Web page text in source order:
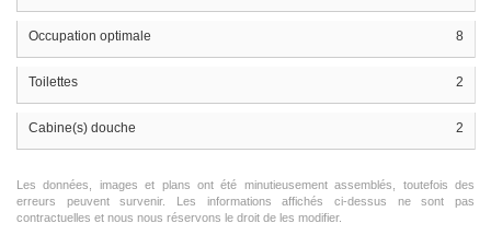
Occupation optimale 8
Toilettes 2
Cabine(s) douche 2
Les données, images et plans ont été minutieusement assemblés, toutefois des
erreurs peuvent survenir. Les informations affichés ci-dessus ne sont pas
contractuelles et nous nous réservons le droit de les modifier.